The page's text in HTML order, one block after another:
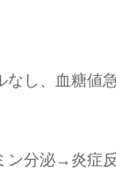
し、血糖値
ン分泌→炎症